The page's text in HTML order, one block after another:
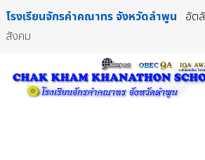
โรงเรียนจักรคำคณาทร จังหวัดลำพูน อัต
สังคม